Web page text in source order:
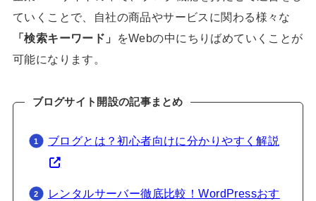
ていくことで、自社の商品やサービスに関わる様々な
「検索キーワード」
をWebの中にちりばめていくことが
可能になります。
ブログサイト開設の記事まとめ
ブログとは？初心者向けに分かりやすく解説
レンタルサーバー徹底比較！WordPressおす